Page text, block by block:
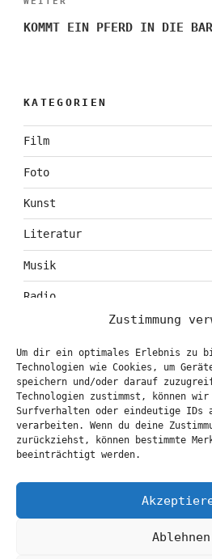
Zustimmung
Um dir ein optimales Erlebnis zu
Technologien wie Cookies, um
speichern und/oder darauf
Technologien zustimmst, können wir
Surfverhalten oder eindeutige IDs
verarbeiten. Wenn du deine
zurückziehst, können bestimmte
beeinträchtigt werden.
Ablehnen
Beitrag
KOMMT EIN PFERD IN DIE BAR
KATEGORIEN
Film
Foto
Kunst
Literatur
Musik
Radio
Theater
KONTAKT & BOOKING
info@marionbrasch.de